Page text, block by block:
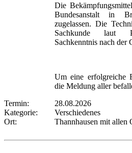
Die
Bundesanstalt in
zugelassen. Die
Sachkunde laut
Sachkenntnis nach der
Um eine erfolgreiche
die Meldung aller
Termin:
28.08.2026
Kategorie:
Verschiedenes
Ort:
Thannhausen mit allen